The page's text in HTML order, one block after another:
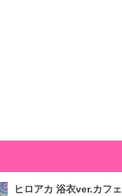
ヒロアカ 浴衣ver.カフェ